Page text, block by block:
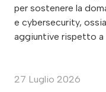
per sostenere la
e cybersecurity,
aggiuntive rispetto a
27 Luglio 2026